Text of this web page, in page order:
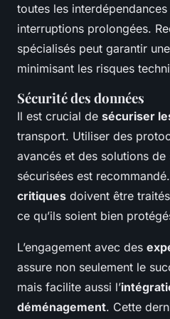
toutes les
interruptions prolongées.
spécialisés peut garantir
minimisant les risques
Sécurité des données
Il est crucial de sécuriser
transport. Utiliser des
avancés et des solutions
sécurisées est
critiques doivent être
ce qu’ils soient bien
L’engagement avec des
assure non seulement le
mais facilite aussi l’
déménagement. Cette